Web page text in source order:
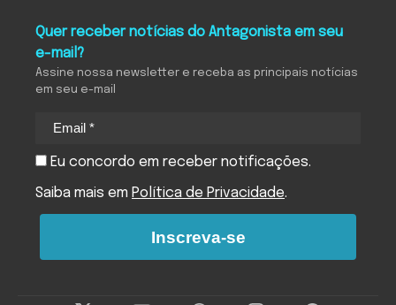
Quer receber notícias do Antagonista em seu
e-mail?
Assine nossa newsletter e receba as principais notícias
em seu e-mail
Eu concordo em receber notificações.
Saiba mais em Política de Privacidade.
Inscreva-se